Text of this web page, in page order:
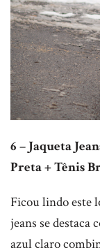
6 – Jaqueta
Preta + Tênis
Ficou lindo este
jeans se destaca
azul claro